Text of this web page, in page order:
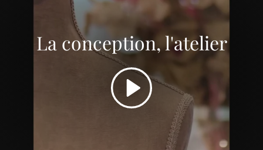
La conception, l'atelier
Play